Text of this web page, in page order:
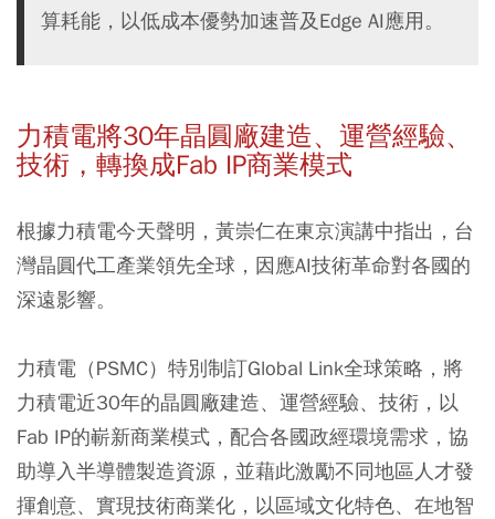
算耗能，以低成本優勢加速普及Edge AI應用。
力積電將30年晶圓廠建造、運營經驗、
技術，轉換成Fab IP商業模式
根據力積電今天聲明，黃崇仁在東京演講中指出，台
灣晶圓代工產業領先全球，因應AI技術革命對各國的
深遠影響。
力積電（PSMC）特別制訂Global Link全球策略，將
力積電近30年的晶圓廠建造、運營經驗、技術，以
Fab IP的嶄新商業模式，配合各國政經環境需求，協
助導入半導體製造資源，並藉此激勵不同地區人才發
揮創意、實現技術商業化，以區域文化特色、在地智